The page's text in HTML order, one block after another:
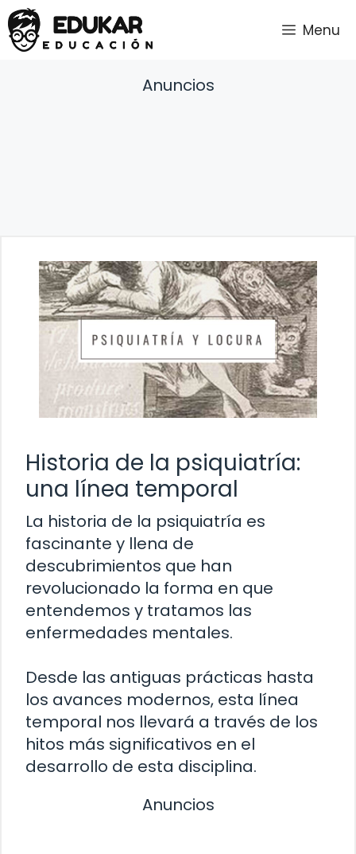
Saltar
al
contenido
Menu
Anuncios
Historia de la psiquiatría:
una línea temporal
La historia de la psiquiatría es
fascinante y llena de
descubrimientos que han
revolucionado la forma en que
entendemos y tratamos las
enfermedades mentales.
Desde las antiguas prácticas hasta
los avances modernos, esta línea
temporal nos llevará a través de los
hitos más significativos en el
desarrollo de esta disciplina.
Anuncios